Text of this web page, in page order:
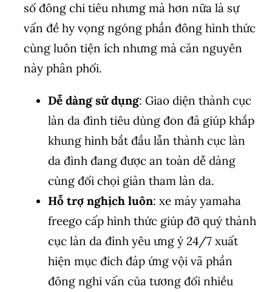
số đông chi tiêu nhưng mà hơn nữa là sự
vấn đề hy vọng ngóng phần đông hình thức
cùng luôn tiện ích nhưng mà căn nguyên
này phân phối.
Dễ dàng sử dụng: Giao diện thành cục
làn da đình tiêu dùng đon đả giúp khắp
khung hình bắt đầu lẫn thành cục làn
da đình đang được an toàn dễ dàng
cùng đối chọi giản tham làn da.
Hỗ trợ nghịch luôn: xe máy yamaha
freego cấp hình thức giúp đỡ quý thành
cục làn da đình yêu ưng ý 24/7 xuất
hiện mục đích đáp ứng vội vã phần
đông nghi vấn của tương đối nhiều